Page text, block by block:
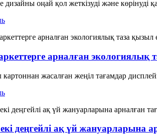
оңай қол жеткізуді және көрінуді
арналған экологиялық
жасалған жеңіл тағамдар
деңгейлі ақ үй жануарларына